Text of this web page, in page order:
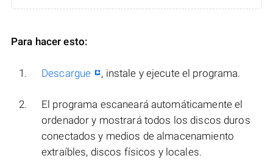
Para hacer esto:
Descargue , instale y ejecute el programa.
El programa escaneará automáticamente el
ordenador y mostrará todos los discos duros
conectados y medios de almacenamiento
extraíbles, discos físicos y locales.